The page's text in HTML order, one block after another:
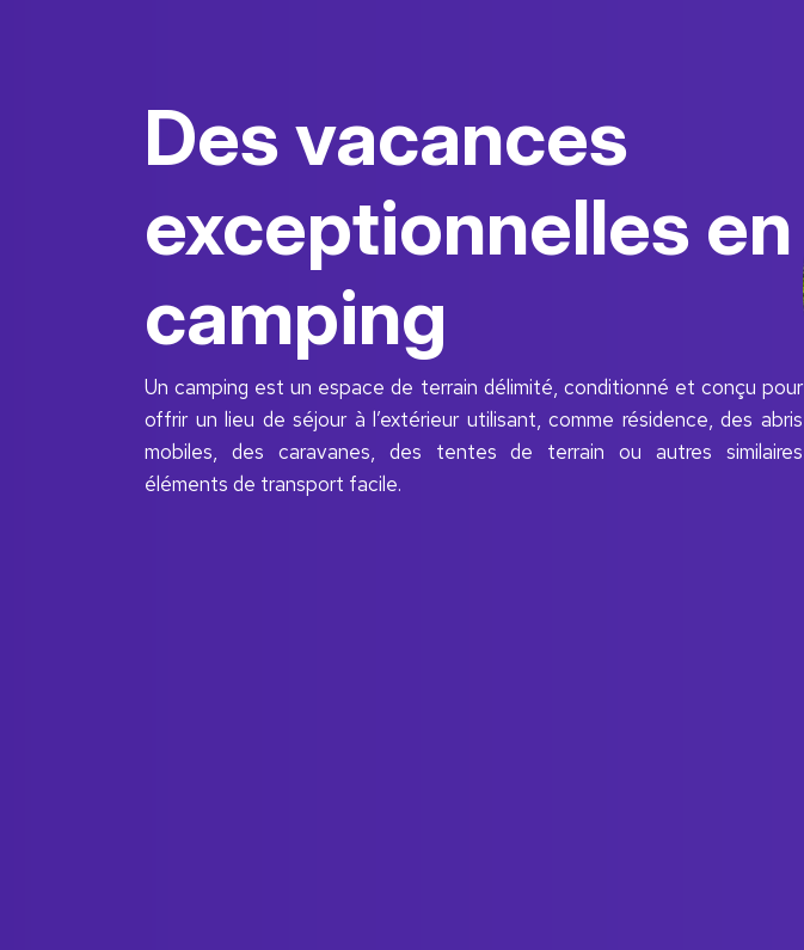
Des vacances
exceptionnelles en
camping
Un camping est un espace de terrain délimité, conditionné et conçu pour
offrir un lieu de séjour à l’extérieur utilisant, comme résidence, des abris
mobiles, des caravanes, des tentes de terrain ou autres similaires
éléments de transport facile.